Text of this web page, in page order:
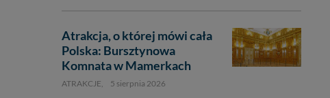
Atrakcja, o której mówi cała
Polska: Bursztynowa
Komnata w Mamerkach
ATRAKCJE, 5 sierpnia 2026